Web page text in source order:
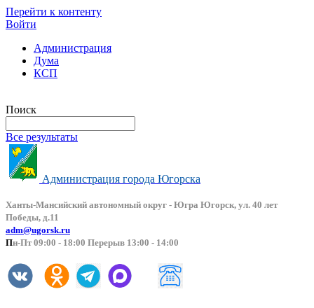
Перейти к контенту
Войти
Администрация
Дума
КСП
Поиск
Все результаты
Администрация города Югорска
Ханты-Мансийский автономный округ - Югра Югорск, ул. 40 лет
Победы, д.11
adm@ugorsk.ru
Пн-Пт 09:00 - 18:00 Перерыв 13:00 - 14:00